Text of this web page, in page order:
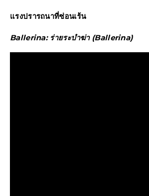
แรงปรารถนาที่ซ่อนเร้น
Ballerina: ร่ายระบำฆ่า (Ballerina)